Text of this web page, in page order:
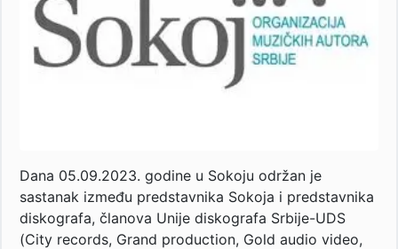
Dana 05.09.2023. godine u Sokoju održan je
sastanak između predstavnika Sokoja i predstavnika
diskografa, članova Unije diskografa Srbije-UDS
(City records, Grand production, Gold audio video,